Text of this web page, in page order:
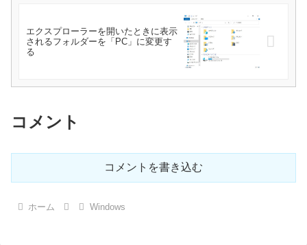
エクスプローラーを開いたときに表示
されるフォルダーを「PC」に変更す
る
コメント
コメントを書き込む
ホーム Windows